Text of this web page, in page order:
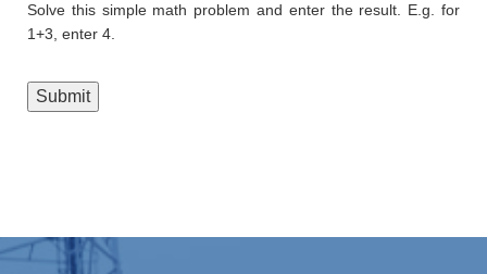
Solve this simple math problem and enter the result. E.g. for
1+3, enter 4.